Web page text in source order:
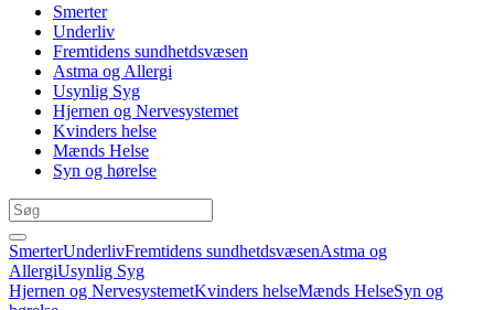
Smerter
Underliv
Fremtidens sundhetdsvæsen
Astma og Allergi
Usynlig Syg
Hjernen og Nervesystemet
Kvinders helse
Mænds Helse
Syn og hørelse
SmerterUnderlivFremtidens sundhetdsvæsenAstma og
AllergiUsynlig Syg
Hjernen og NervesystemetKvinders helseMænds HelseSyn og